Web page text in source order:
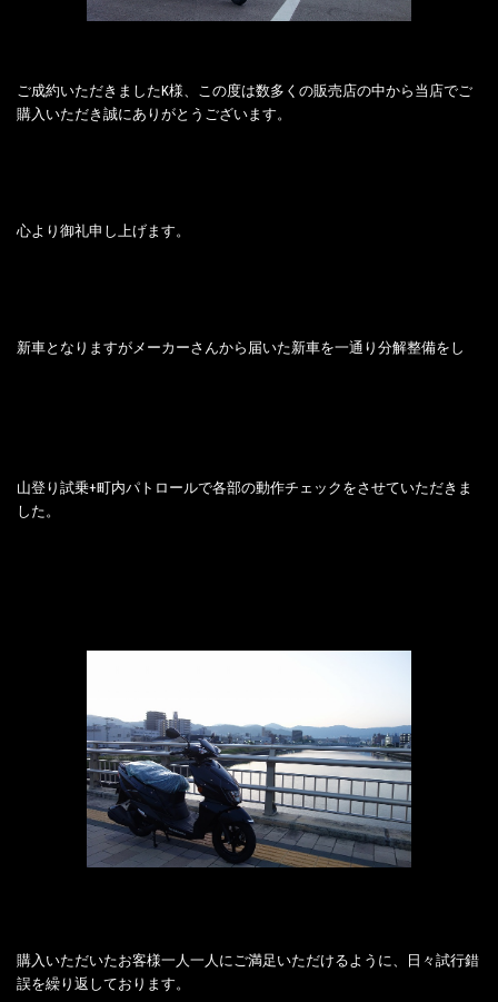
ご成約いただきましたK様、この度は数多くの販売店の中から当店でご
購入いただき誠にありがとうございます。
心より御礼申し上げます。
新車となりますがメーカーさんから届いた新車を一通り分解整備をし
山登り試乗+町内パトロールで各部の動作チェックをさせていただきま
した。
購入いただいたお客様一人一人にご満足いただけるように、日々試行錯
誤を繰り返しております。